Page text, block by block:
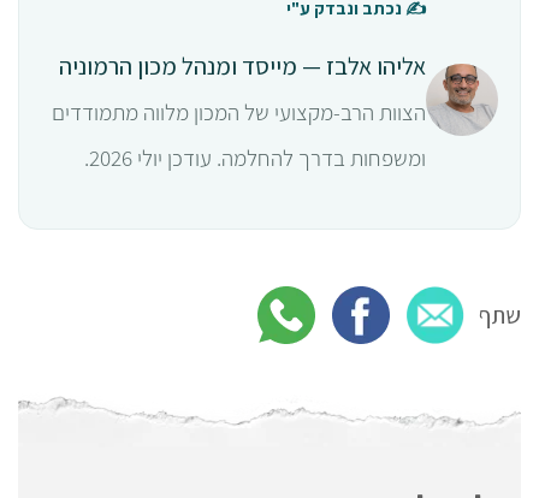
✍️ נכתב ונבדק ע"י
אליהו אלבז — מייסד ומנהל מכון הרמוניה
הצוות הרב-מקצועי של המכון מלווה מתמודדים
ומשפחות בדרך להחלמה. עודכן יולי 2026.
שתף